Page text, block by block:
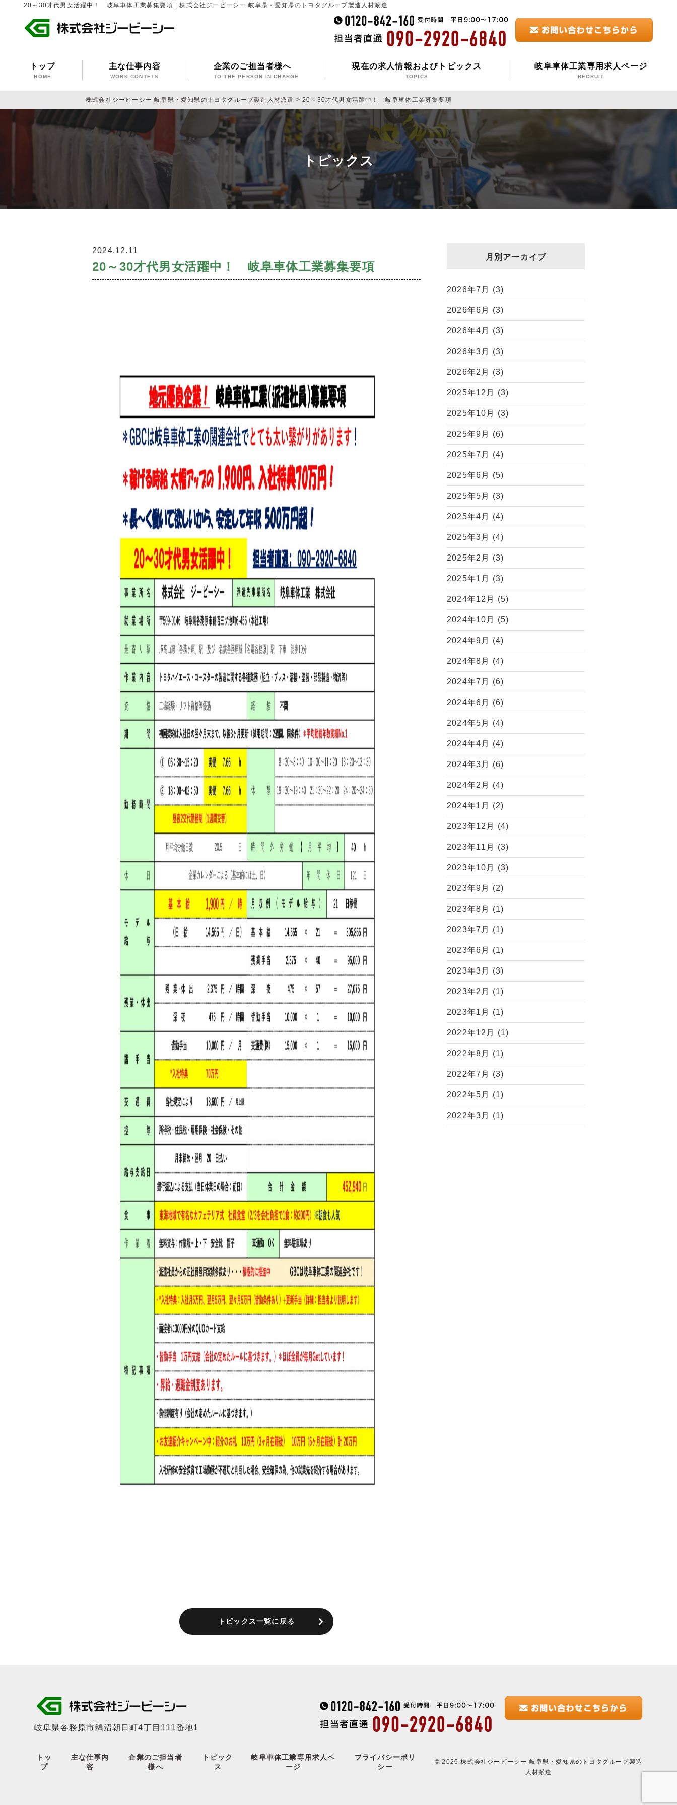
20～30才代男女活躍中！ 岐阜車体工業募集要項 | 株式会社ジービーシー 岐阜県・愛知県のトヨタグループ製造人材派遣
トップ
HOME
主な仕事内容
WORK CONTETS
企業のご担当者様へ
TO THE PERSON IN CHARGE
現在の求人情報およびトピックス
TOPICS
岐阜車体工業専用求人ページ
RECRUIT
株式会社ジービーシー 岐阜県・愛知県のトヨタグループ製造人材派遣 >20～30才代男女活躍中！ 岐阜車体工業募集要項
トピックス
2024.12.11
20～30才代男女活躍中！ 岐阜車体工業募集要項
トピックス一覧に戻る
月別アーカイブ
2026年7月 (3)
2026年6月 (3)
2026年4月 (3)
2026年3月 (3)
2026年2月 (3)
2025年12月 (3)
2025年10月 (3)
2025年9月 (6)
2025年7月 (4)
2025年6月 (5)
2025年5月 (3)
2025年4月 (4)
2025年3月 (4)
2025年2月 (3)
2025年1月 (3)
2024年12月 (5)
2024年10月 (5)
2024年9月 (4)
2024年8月 (4)
2024年7月 (6)
2024年6月 (6)
2024年5月 (4)
2024年4月 (4)
2024年3月 (6)
2024年2月 (4)
2024年1月 (2)
2023年12月 (4)
2023年11月 (3)
2023年10月 (3)
2023年9月 (2)
2023年8月 (1)
2023年7月 (1)
2023年6月 (1)
2023年3月 (3)
2023年2月 (1)
2023年1月 (1)
2022年12月 (1)
2022年8月 (1)
2022年7月 (3)
2022年5月 (1)
2022年3月 (1)
岐阜県各務原市鵜沼朝日町4丁目111番地1
トッ
プ
主な仕事内
容
企業のご担当者
様へ
トピック
ス
岐阜車体工業専用求人ペ
ージ
プライバシーポリ
シー
© 2026 株式会社ジービーシー 岐阜県・愛知県のトヨタグループ製造
人材派遣